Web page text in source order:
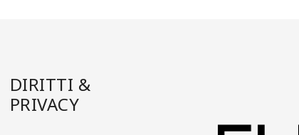
DIRITTI &
PRIVACY